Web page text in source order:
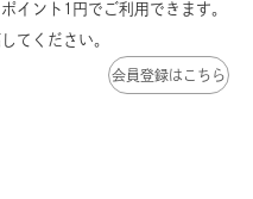
イント1円でご利用できます。
てください。
会員登録はこちら